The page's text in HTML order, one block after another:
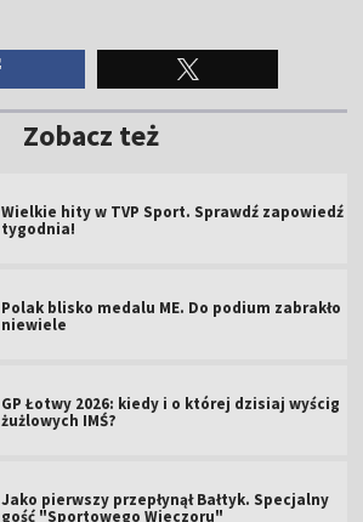
Zobacz też
Wielkie hity w TVP Sport. Sprawdź zapowiedź
tygodnia!
Polak blisko medalu ME. Do podium zabrakło
niewiele
GP Łotwy 2026: kiedy i o której dzisiaj wyścig
żużlowych IMŚ?
Jako pierwszy przepłynął Bałtyk. Specjalny
gość "Sportowego Wieczoru"